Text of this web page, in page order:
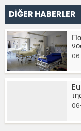
DİĞER HABERLER